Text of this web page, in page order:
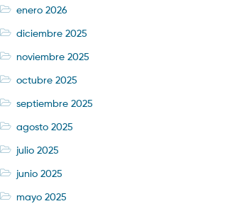
enero 2026
diciembre 2025
noviembre 2025
octubre 2025
septiembre 2025
agosto 2025
julio 2025
junio 2025
mayo 2025